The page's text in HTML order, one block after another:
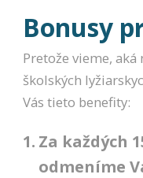
Bonusy
Pretože vieme,
školských
Vás tieto benefity:
1. Za každých
odmeníme